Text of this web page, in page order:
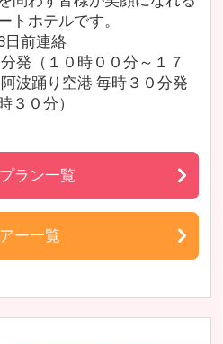
トホテルです。
前連絡
発（１０時００分～１７
波踊り空港 毎時３０分発
３０分）
ラン一覧
ー一覧